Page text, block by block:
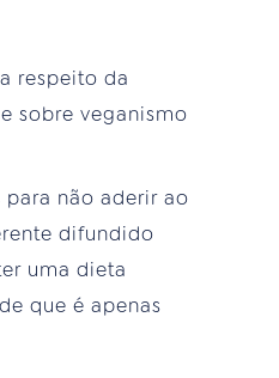
respeito da
sobre veganismo
não aderir ao
difundido
uma dieta
que é apenas